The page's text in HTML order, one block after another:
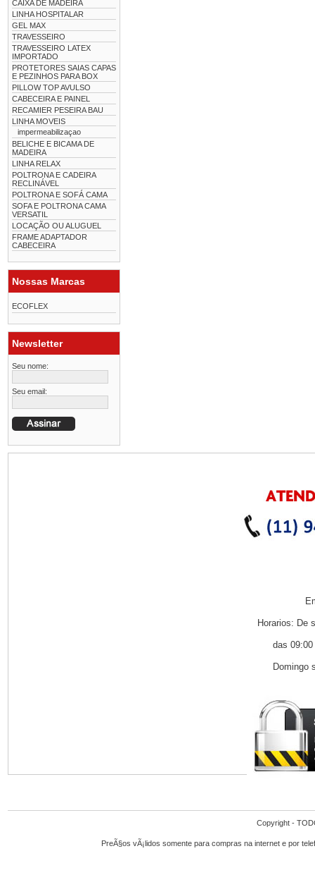
CAIXA DE MADEIRA
LINHA HOSPITALAR
GEL MAX
TRAVESSEIRO
TRAVESSEIRO LATEX
IMPORTADO
PROTETORES SAIAS CAPAS
E PEZINHOS PARA BOX
PILLOW TOP AVULSO
CABECEIRA E PAINEL
RECAMIER PESEIRA BAU
LINHA MOVEIS
impermeabilizaçao
BELICHE E BICAMA DE
MADEIRA
LINHA RELAX
POLTRONA E CADEIRA
RECLINÁVEL
POLTRONA E SOFÁ CAMA
SOFA E POLTRONA CAMA
VERSATIL
LOCAÇÃO OU ALUGUEL
FRAME ADAPTADOR
CABECEIRA
Nossas Marcas
ECOFLEX
Newsletter
Seu nome:
Seu email:
Horarios: De
das
Domingo
Copyright -
PreÃ§os vÃ¡lidos somente para compras na internet e por